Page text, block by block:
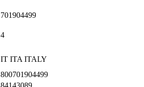
701904499
4
IT ITA ITALY
800701904499